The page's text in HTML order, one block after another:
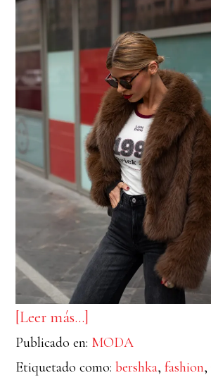
[Leer más…]
de
Peluche
Publicado en: MODA
Etiquetado como:bershka,fashion,